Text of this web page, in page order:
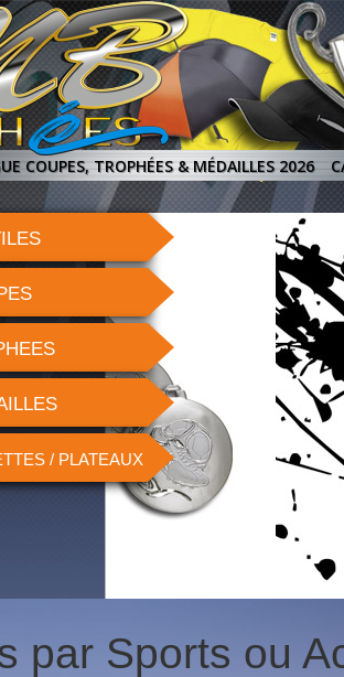
COUPES, TROPHÉES & MÉDAILLES 2026
/ PLATEAUX
par Sports ou